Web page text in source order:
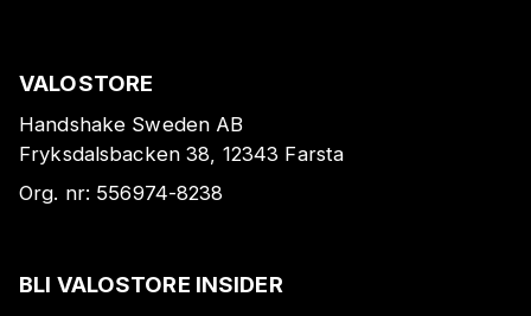
VALOSTORE
Handshake Sweden AB
Fryksdalsbacken 38, 12343 Farsta
Org. nr: 556974-8238
BLI VALOSTORE INSIDER